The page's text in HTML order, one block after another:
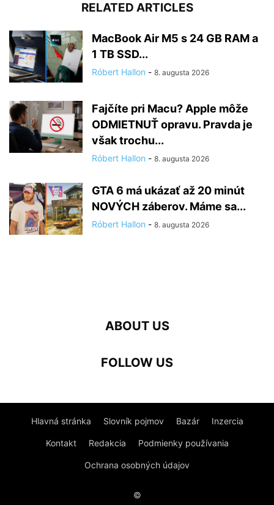
RELATED ARTICLES
MacBook Air M5 s 24 GB RAM a
1 TB SSD...
Róbert Hallon - 8. augusta 2026
Fajčíte pri Macu? Apple môže
ODMIETNUŤ opravu. Pravda je
však trochu...
Róbert Hallon - 8. augusta 2026
GTA 6 má ukázať až 20 minút
NOVÝCH záberov. Máme sa...
Róbert Hallon - 8. augusta 2026
ABOUT US
FOLLOW US
Hlavná stránka Slovník pojmov Bazár Inzercia
Kontakt Redakcia Podmienky používania
Ochrana osobných údajov
©